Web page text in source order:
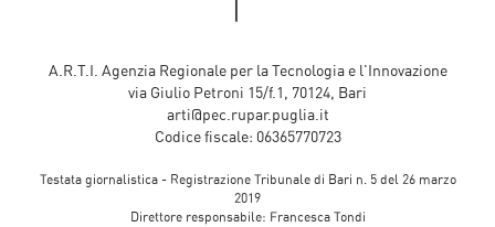
A.R.T.I. Agenzia Regionale per la Tecnologia e l'Innovazione
via Giulio Petroni 15/f.1, 70124, Bari
arti@pec.rupar.puglia.it
Codice fiscale: 06365770723
Testata giornalistica - Registrazione Tribunale di Bari n. 5 del 26 marzo
2019
Direttore responsabile: Francesca Tondi